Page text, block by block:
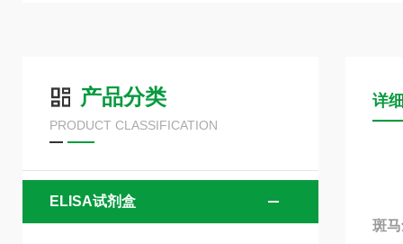
产品分类
PRODUCT CLASSIFICATION
ELISA试剂盒
详
斑